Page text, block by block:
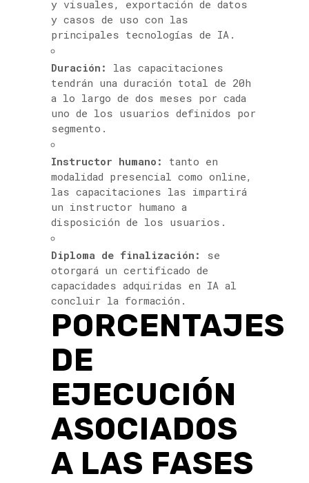
y visuales, exportación de datos
y casos de uso con las
principales tecnologías de IA.
Duración: las capacitaciones
tendrán una duración total de 20h
a lo largo de dos meses por cada
uno de los usuarios definidos por
segmento.
Instructor humano: tanto en
modalidad presencial como online,
las capacitaciones las impartirá
un instructor humano a
disposición de los usuarios.
Diploma de finalización:
se
otorgará un certificado de
capacidades adquiridas en IA al
concluir la formación.
PORCENTAJES
DE
EJECUCIÓN
ASOCIADOS
A LAS FASES